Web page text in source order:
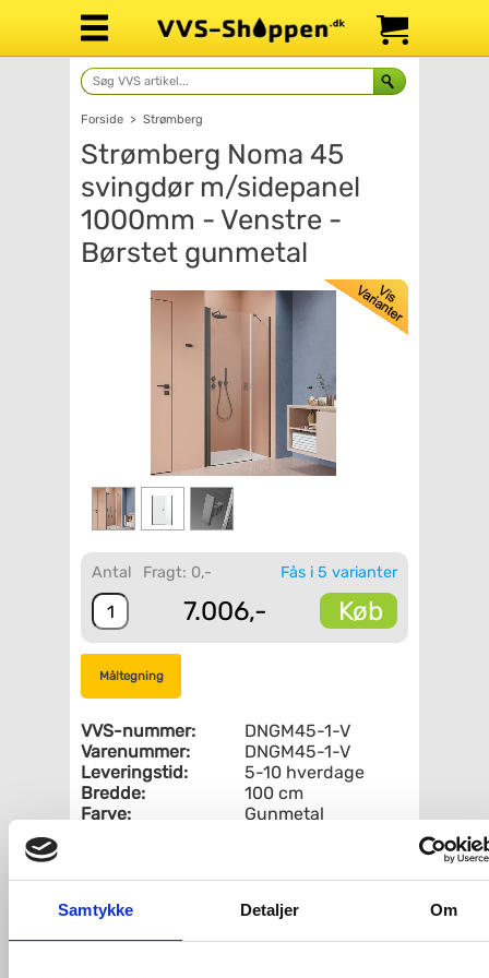
Samtykke Detaljer Om
Forside > Strømberg
Strømberg Noma 45
svingdør m/sidepanel
1000mm - Venstre -
Børstet gunmetal
Fås i 5 varianter
Antal Fragt: 0,-
7.006,- Køb
Måltegning
VVS-nummer:
DNGM45-1-V
Varenummer:
DNGM45-1-V
Leveringstid:
5-10 hverdage
Bredde:
100 cm
Farve:
Gunmetal
Strømberg Noma 45 svingdør
m/sidepanel 1000mm - Venstre -